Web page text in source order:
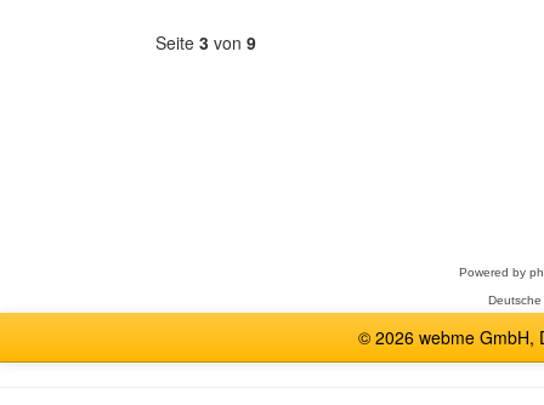
Seite 3 von 9
Powered by
© 2026 webme GmbH,